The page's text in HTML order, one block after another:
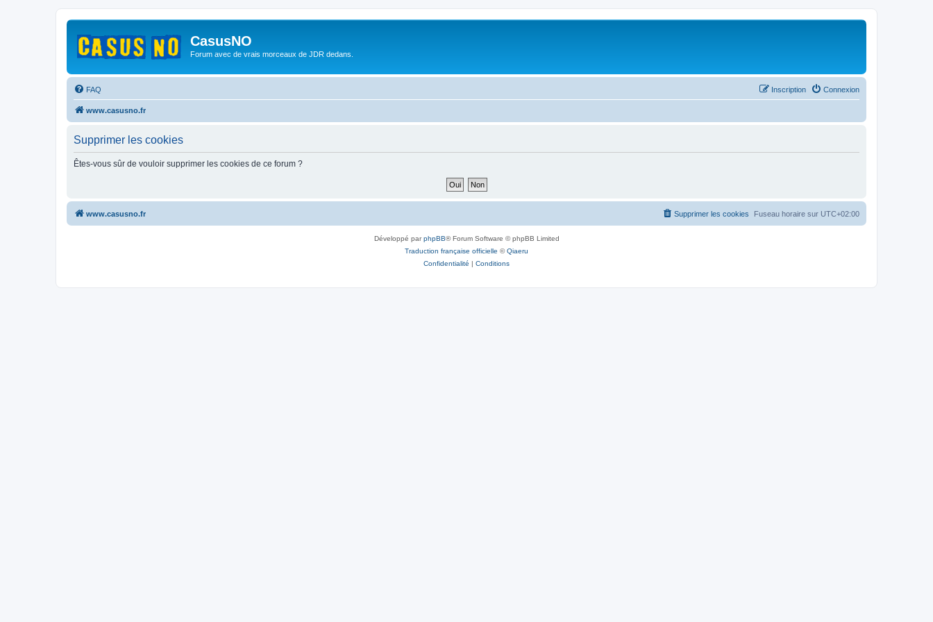
CasusNO
Forum avec de vrais morceaux de JDR dedans.
FAQ Connexion
Inscription
www.casusno.fr
Supprimer les cookies
Êtes-vous sûr de vouloir supprimer les cookies de ce forum ?
www.casusno.fr Fuseau horaire sur UTC+02:00
Supprimer les cookies
Développé parphpBB® Forum Software © phpBB Limited
Traduction française officielle ©Qiaeru
Confidentialité | Conditions